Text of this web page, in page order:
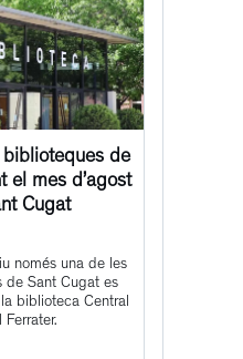
de
el mes d’agost
Cugat
només una de les
de Sant Cugat es
biblioteca Central
Ferrater.